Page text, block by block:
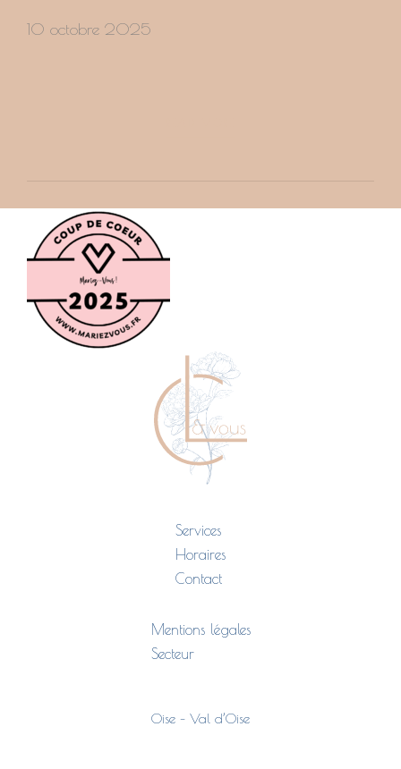
10 octobre 2025
Services
Horaires
Contact
Mentions légales
Secteur
Oise – Val d’Oise